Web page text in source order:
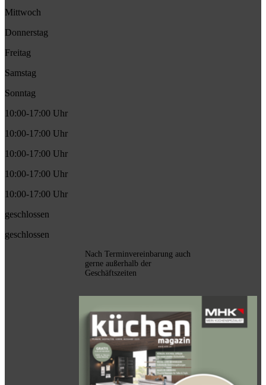
Mittwoch
Donnerstag
Freitag
Samstag
Sonntag
10:00-17:00 Uhr
10:00-17:00 Uhr
10:00-17:00 Uhr
10:00-17:00 Uhr
10:00-17:00 Uhr
geschlossen
geschlossen
Nach Terminvereinbarung auch
gerne außerhalb der
Geschäftszeiten